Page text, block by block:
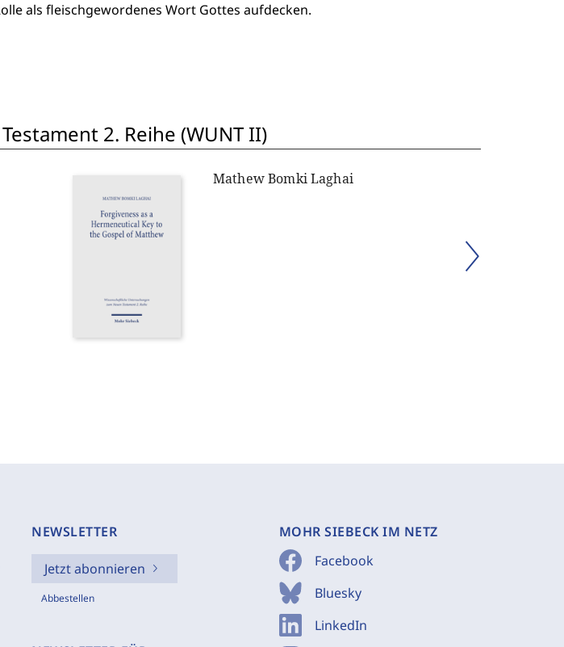
als fleischgewordenes Wort Gottes aufdecken.
2. Reihe (WUNT II)
Mathew Bomki Laghai
NEWSLETTER
Jetzt abonnieren
Abbestellen
MOHR SIEBECK IM NETZ
Facebook
Bluesky
LinkedIn